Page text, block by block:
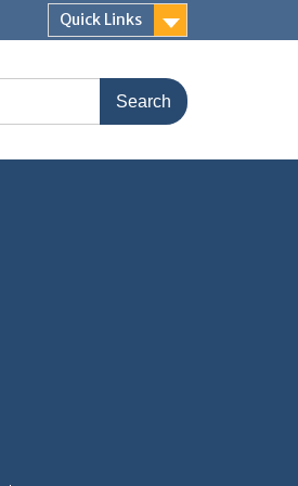
Quick Links